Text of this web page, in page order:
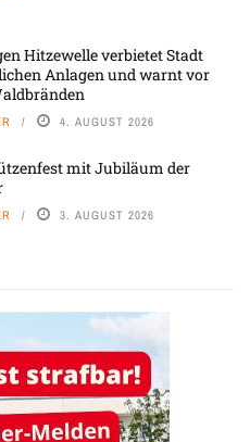
Hitzewelle verbietet Stadt
Anlagen und warnt vor
4. AUGUST 2026
mit Jubiläum der
3. AUGUST 2026